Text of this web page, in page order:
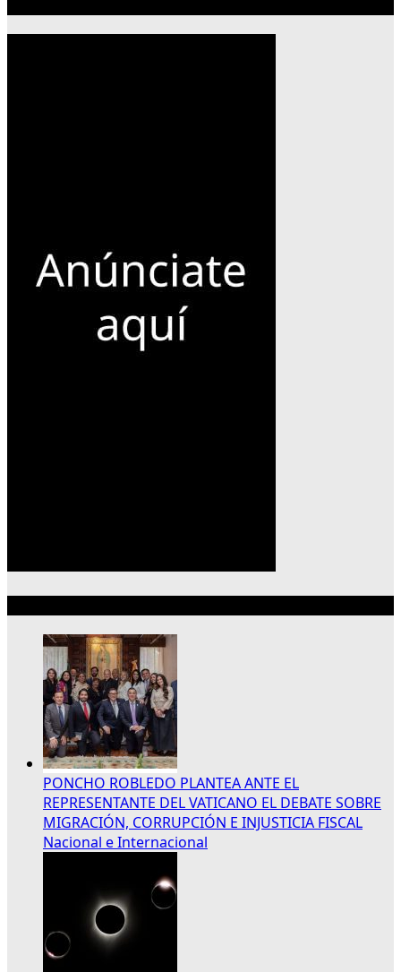
PONCHO ROBLEDO PLANTEA ANTE EL
REPRESENTANTE DEL VATICANO EL DEBATE SOBRE
MIGRACIÓN, CORRUPCIÓN E INJUSTICIA FISCAL
Nacional e Internacional